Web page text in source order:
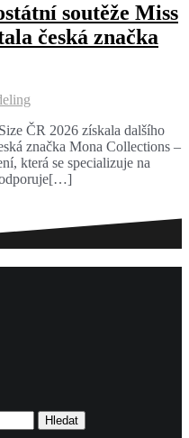
soutěže Miss
česká značka
ČR 2026 získala dalšího
značka Mona Collections –
která se specializuje na